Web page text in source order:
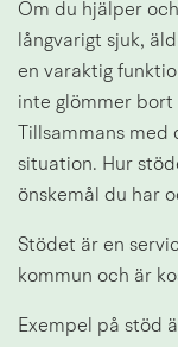
Om du hjälper
långvarigt sjuk,
en varaktig
inte glömmer bort
Tillsammans
situation. Hur
önskemål du har
Stödet är en
kommun och är
Exempel på stöd